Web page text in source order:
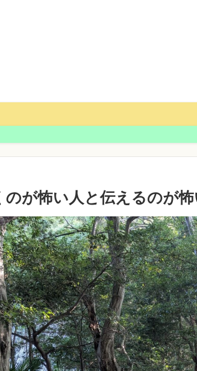
のが怖い人と伝えるのが